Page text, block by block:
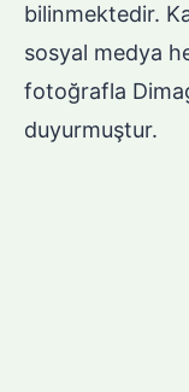
bilinmektedir.
sosyal medya
fotoğrafla
duyurmuştur.